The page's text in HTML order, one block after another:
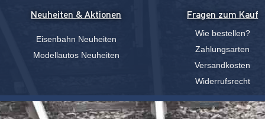
Neuheiten & Aktionen
Eisenbahn Neuheiten
Modellautos Neuheiten
Fragen zum Kauf
Wie bestellen?
Zahlungsarten
Versandkosten
Widerrufsrecht